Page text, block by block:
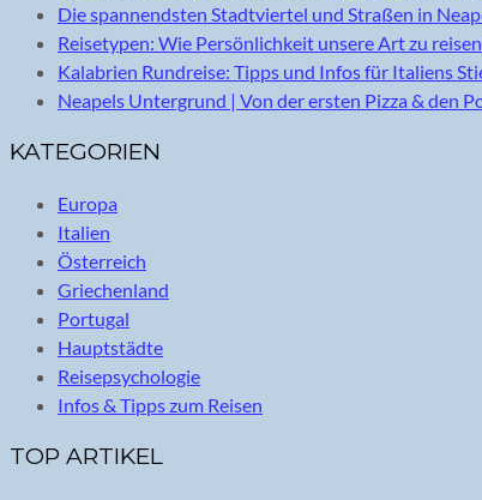
Die spannendsten Stadtviertel und Straßen in
Reisetypen: Wie Persönlichkeit unsere Art zu
Kalabrien Rundreise: Tipps und Infos für Italiens
Neapels Untergrund | Von der ersten Pizza & den
KATEGORIEN
Europa
Italien
Österreich
Griechenland
Portugal
Hauptstädte
Reisepsychologie
Infos & Tipps zum Reisen
TOP ARTIKEL